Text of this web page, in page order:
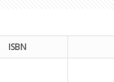
ISBN